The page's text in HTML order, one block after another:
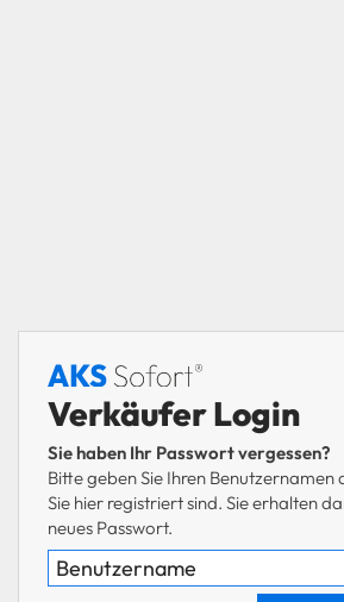
Verkäufer Login
Sie haben Ihr Passwort vergessen?
Bitte geben Sie Ihren Benutzernamen
Sie hier registriert sind. Sie erhalten
neues Passwort.